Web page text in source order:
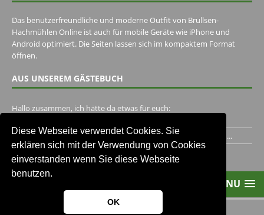
Diese Webseite verwendet Cookies. Sie
erklären sich mit der Verwendung von Cookies
einverstanden wenn Sie diese Webseite
benutzen.
OK
Das benutzerfreundliche und moderne Outfit von Brullsen-
Hachmühlen Online ist auch für mobile Geräte wie iPhone und
Android optimiert. Die Seiten lassen sich im kompaktem Format
öffnen.
AUS UNSEREM GÄSTEBUCH
Hallo zusammen, ich hätte da etwas für euch:
Ich habe ein Jahr im Gasthaus Hugo Pape verbracht..Habe ihn...
Unser Gästebuch besuchen
MENU